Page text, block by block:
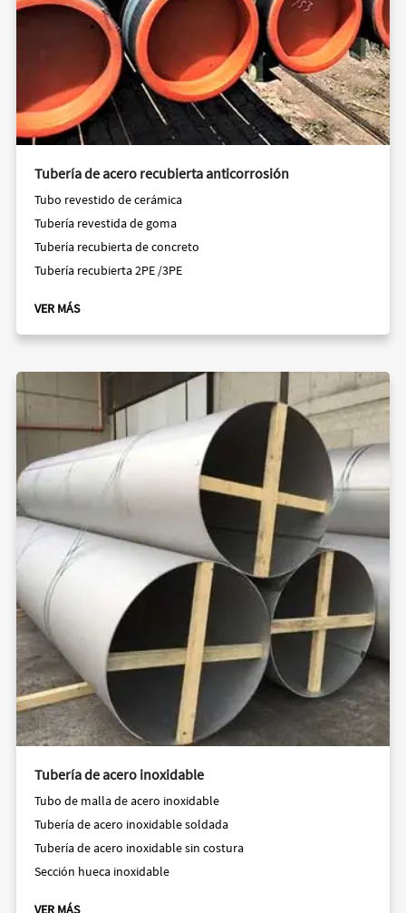
Tubería de acero recubierta anticorrosión
Tubo revestido de cerámica
Tubería revestida de goma
Tubería recubierta de concreto
Tubería recubierta 2PE /3PE
VER MÁS
Tubería de acero inoxidable
Tubo de malla de acero inoxidable
Tubería de acero inoxidable soldada
Tubería de acero inoxidable sin costura
Sección hueca inoxidable
VER MÁS